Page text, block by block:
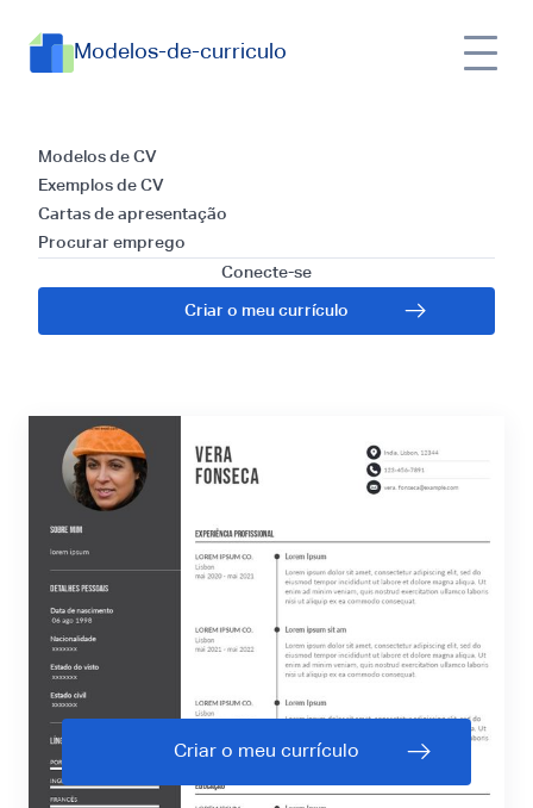
Modelos-de-curriculo
Modelos de CV
Exemplos de CV
Cartas de apresentação
Procurar emprego
Conecte-se
Criar o meu currículo
Currículos para
Editor de Vídeo:
Guia e Dicas para
2024
Criar o meu currículo